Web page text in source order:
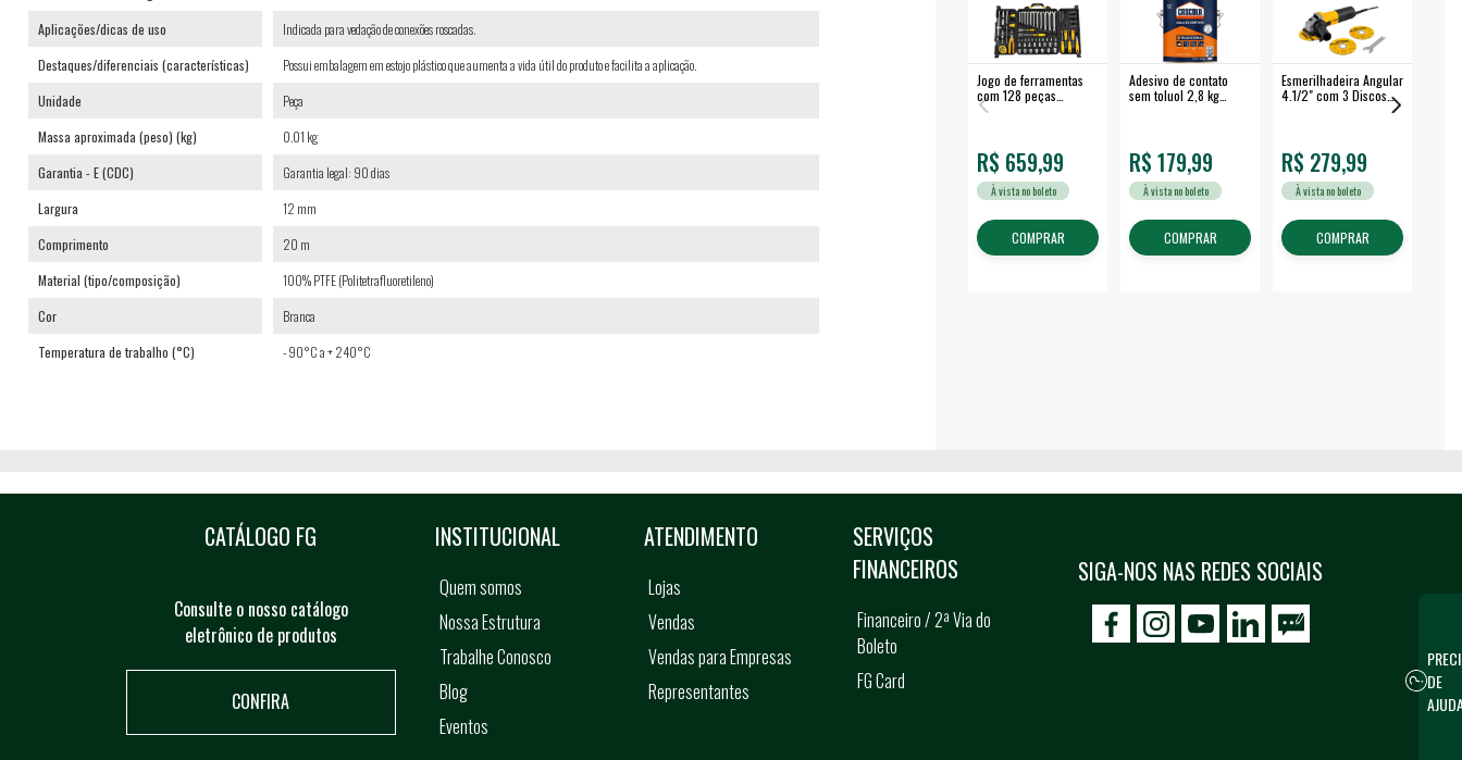
Jogo de ferramentas
com 128 peças
embalagem fechada -
R$ 659,99
À vista no boleto
COMPRAR
Adesivo de contato
sem toluol 2,8 kg
R$ 179,99
À vista no boleto
COMPRAR
Esmerilhadeira Angular
4.1/2" com 3 Discos
R$ 279,99
À vista no boleto
COMPRAR
Aplicações/dicas de uso
Indicada para vedação de conexões roscadas.
Destaques/diferenciais (características)
Possui embalagem em estojo plástico que aumenta a vida útil do produto e facilita a aplicação.
Unidade
Peça
Massa aproximada (peso) (kg)
0.01 kg
Garantia - E (CDC)
Garantia legal: 90 dias
Largura
12 mm
Comprimento
20 m
Material (tipo/composição)
100% PTFE (Politetrafluoretileno)
Cor
Branca
Temperatura de trabalho (°C)
- 90°C a + 240°C
CATÁLOGO FG
Consulte o nosso catálogo
eletrônico de produtos
CONFIRA
SIGA-NOS NAS REDES SOCIAIS
icon-facebook
icon-social02icon-social03
INSTITUCIONAL
Quem somos
Nossa Estrutura
Trabalhe Conosco
Blog
Eventos
ATENDIMENTO
Lojas
Vendas
Vendas para Empresas
Representantes
SERVIÇOS
FINANCEIROS
Financeiro / 2ª Via do
Boleto
FG Card
DE